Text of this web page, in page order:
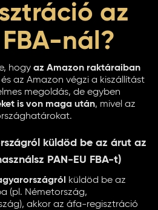
az
nál?
hogy az Amazon raktáraiban
és az Amazon végzi a kiszállítást
megoldás, de egyben
is von maga után, mivel az
küldöd be az árut az
PAN-EU FBA-t)
küldöd be az
(pl. Németország,
akkor az áfa-regisztráció